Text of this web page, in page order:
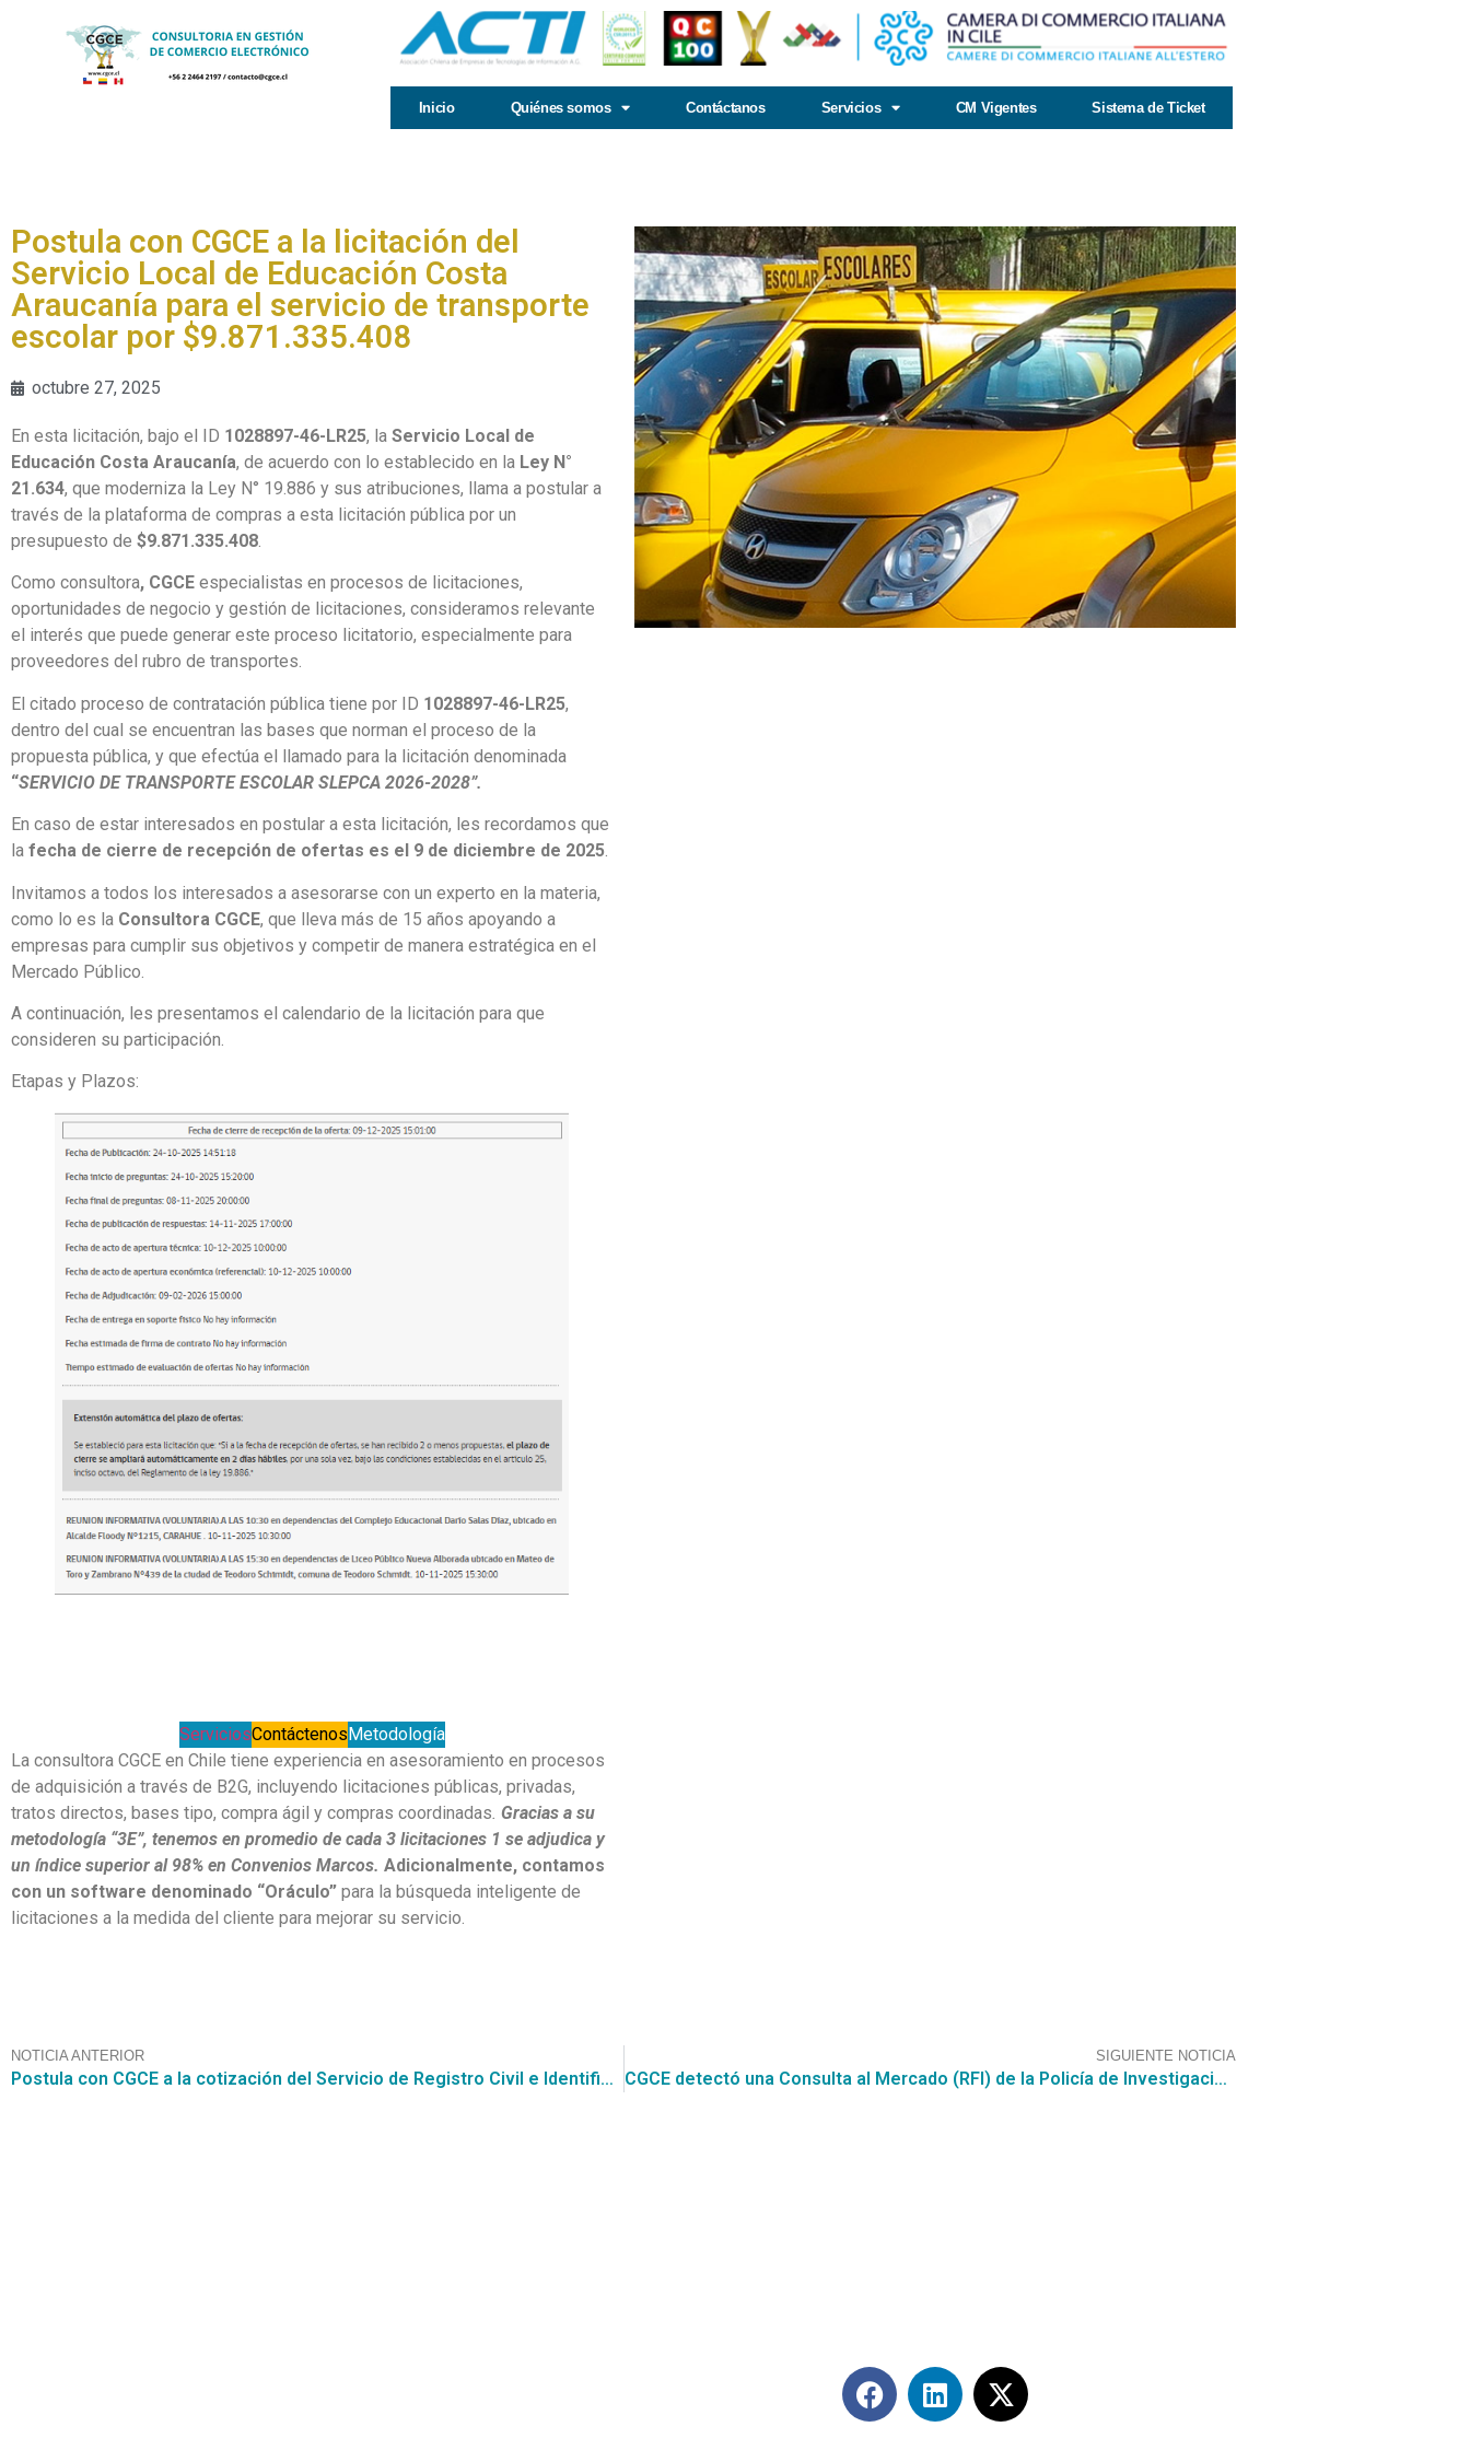
Inicio Quiénes somos Contáctanos Servicios CM Vigentes Sistema de Ticket
Postula con CGCE a la licitación del
Servicio Local de Educación Costa
Araucanía para el servicio de transporte
escolar por $9.871.335.408
octubre 27, 2025
En esta licitación, bajo el ID 1028897-46-LR25, la Servicio Local de
Educación Costa Araucanía, de acuerdo con lo establecido en la Ley N°
21.634, que moderniza la Ley N° 19.886 y sus atribuciones, llama a postular a
través de la plataforma de compras a esta licitación pública por un
presupuesto de $9.871.335.408.
Como consultora, CGCE especialistas en procesos de licitaciones,
oportunidades de negocio y gestión de licitaciones, consideramos relevante
el interés que puede generar este proceso licitatorio, especialmente para
proveedores del rubro de transportes.
El citado proceso de contratación pública tiene por ID 1028897-46-LR25,
dentro del cual se encuentran las bases que norman el proceso de la
propuesta pública, y que efectúa el llamado para la licitación denominada
“SERVICIO DE TRANSPORTE ESCOLAR SLEPCA 2026-2028”.
En caso de estar interesados en postular a esta licitación, les recordamos que
la fecha de cierre de recepción de ofertas es el 9 de diciembre de 2025.
Invitamos a todos los interesados a asesorarse con un experto en la materia,
como lo es la Consultora CGCE, que lleva más de 15 años apoyando a
empresas para cumplir sus objetivos y competir de manera estratégica en el
Mercado Público.
A continuación, les presentamos el calendario de la licitación para que
consideren su participación.
Etapas y Plazos:
ServiciosContáctenosMetodología
La consultora CGCE en Chile tiene experiencia en asesoramiento en procesos
de adquisición a través de B2G, incluyendo licitaciones públicas, privadas,
tratos directos, bases tipo, compra ágil y compras coordinadas Gracias a su
metodología “3E”, tenemos en promedio de cada 3 licitaciones 1 se adjudica y
un índice superior al 98% en Convenios Marcos. Adicionalmente, contamos
con un software denominado “Oráculo” para la búsqueda inteligente de
licitaciones a la medida del cliente para mejorar su servicio.
NOTICIA ANTERIOR
Postula con CGCE a la cotización del Servicio de Registro Civil e Identificación: Servicio de Soporte y Mantención Evolutiva para el Sistema de Registro de Prendas sin Desplazamiento (RPSD), por un valor de UF 20.181
SIGUIENTE NOTICIA
CGCE detectó una Consulta al Mercado (RFI) de la Policía de Investigaciones de Chile: “Servidor de Aplicaciones”